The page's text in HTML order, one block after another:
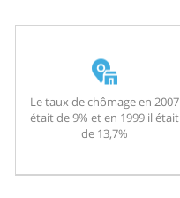
Le taux de chômage en 2007
était de 9% et en 1999 il était
de 13,7%